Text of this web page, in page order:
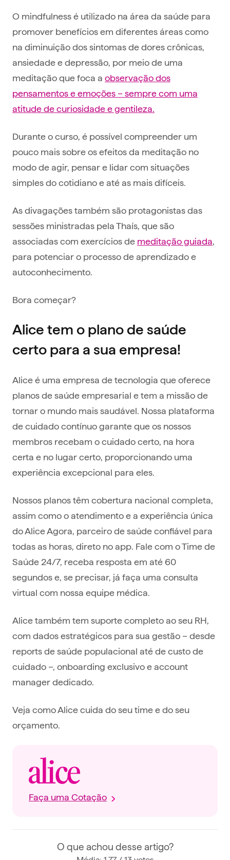
O mindfulness é utilizado na área da saúde para
promover benefícios em diferentes áreas como
na diminuição dos sintomas de dores crônicas,
ansiedade e depressão, por meio de uma
meditação que foca a observação dos
pensamentos e emoções – sempre com uma
atitude de curiosidade e gentileza.
Durante o curso, é possível compreender um
pouco mais sobre os efeitos da meditação no
modo de agir, pensar e lidar com situações
simples do cotidiano e até as mais difíceis.
As divagações também são protagonistas das
sessões ministradas pela Thaís, que são
associadas com exercícios de meditação guiada,
para potenciar o processo de aprendizado e
autoconhecimento.
Bora começar?
Alice tem o plano de saúde
certo para a sua empresa!
Alice é uma empresa de tecnologia que oferece
planos de saúde empresarial e tem a missão de
tornar o mundo mais saudável. Nossa plataforma
de cuidado contínuo garante que os nossos
membros recebam o cuidado certo, na hora
certa e no lugar certo, proporcionando uma
experiência excepcional para eles.
Nossos planos têm cobertura nacional completa,
assim como o atendimento e a experiência única
do Alice Agora, parceiro de saúde confiável para
todas as horas, direto no app. Fale com o Time de
Saúde 24/7, receba resposta em até 60
segundos e, se precisar, já faça uma consulta
virtual com nossa equipe médica.
Alice também tem suporte completo ao seu RH,
com dados estratégicos para sua gestão – desde
reports de saúde populacional até de custo de
cuidado –, onboarding exclusivo e account
manager dedicado.
Veja como Alice cuida do seu time e do seu
orçamento.
Faça uma Cotação
O que achou desse artigo?